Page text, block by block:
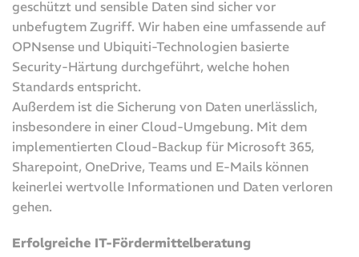
geschützt und sensible Daten sind sicher vor
unbefugtem Zugriff. Wir haben eine umfassende auf
OPNsense und Ubiquiti-Technologien basierte
Security-Härtung durchgeführt, welche hohen
Standards entspricht.
Außerdem ist die Sicherung von Daten unerlässlich,
insbesondere in einer Cloud-Umgebung. Mit dem
implementierten Cloud-Backup für Microsoft 365,
Sharepoint, OneDrive, Teams und E-Mails können
keinerlei wertvolle Informationen und Daten verloren
gehen.
Erfolgreiche IT-Fördermittelberatung